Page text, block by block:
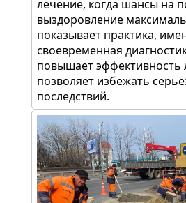
лечение, когда шансы на
выздоровление
показывает практика,
своевременная
повышает эффективность
позволяет избежать
последствий.